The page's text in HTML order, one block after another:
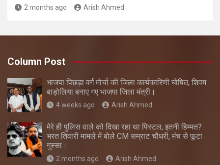
2 months ago Arish Ahmed
Column Post
भाजपा पिछड़ा वर्ग मोर्चा की जिला कार्यकारिणी घोषित, शिवम
बाड़ोलिया बनाए गए भाजपा जिला मंत्री।
4 weeks ago Arish Ahmed
मेरे ही पुलिस वाले को दिखा रहा था पिस्टल, इतनी हिम्मत?
भरत तिवारी मामले में बोले CM सम्राट चौधरी, मंच से फूटा
गुस्सा।
2 months ago Arish Ahmed